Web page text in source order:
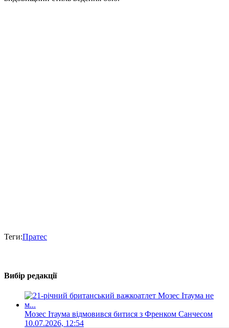
Теги:Пратес
Вибір редакції
Мозес Ітаума відмовився битися з Френком Санчесом
10.07.2026, 12:54